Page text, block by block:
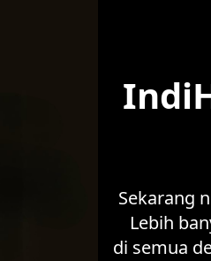
Sekarang
Lebih
di semua